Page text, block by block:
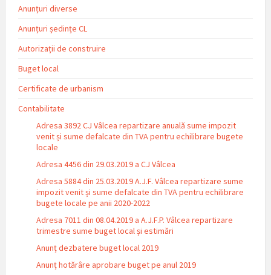
Anunțuri diverse
Anunțuri ședințe CL
Autorizații de construire
Buget local
Certificate de urbanism
Contabilitate
Adresa 3892 CJ Vâlcea repartizare anuală sume impozit
venit și sume defalcate din TVA pentru echilibrare bugete
locale
Adresa 4456 din 29.03.2019 a CJ Vâlcea
Adresa 5884 din 25.03.2019 A.J.F. Vâlcea repartizare sume
impozit venit și sume defalcate din TVA pentru echilibrare
bugete locale pe anii 2020-2022
Adresa 7011 din 08.04.2019 a A.J.F.P. Vâlcea repartizare
trimestre sume buget local și estimări
Anunț dezbatere buget local 2019
Anunț hotărâre aprobare buget pe anul 2019